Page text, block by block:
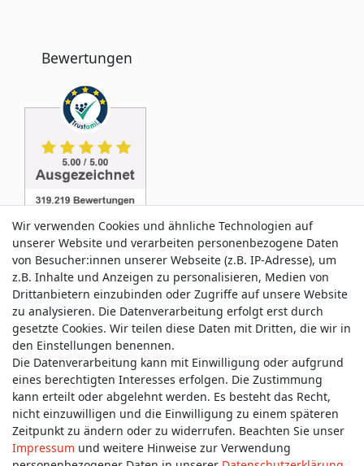
Bewertungen
Service & Kontakt
Wünschen Sie einen Rückruf?
service@allmyclothes.de
Schreiben Sie uns:
service@allmyclothes.de
Wir verwenden Cookies und ähnliche Technologien auf
unserer Website und verarbeiten personenbezogene Daten
von Besucher:innen unserer Webseite (z.B. IP-Adresse), um
z.B. Inhalte und Anzeigen zu personalisieren, Medien von
Drittanbietern einzubinden oder Zugriffe auf unsere Website
zu analysieren. Die Datenverarbeitung erfolgt erst durch
gesetzte Cookies. Wir teilen diese Daten mit Dritten, die wir in
den Einstellungen benennen.
Die Datenverarbeitung kann mit Einwilligung oder aufgrund
eines berechtigten Interesses erfolgen. Die Zustimmung
kann erteilt oder abgelehnt werden. Es besteht das Recht,
nicht einzuwilligen und die Einwilligung zu einem späteren
Zeitpunkt zu ändern oder zu widerrufen. Beachten Sie unser
Impressum und weitere Hinweise zur Verwendung